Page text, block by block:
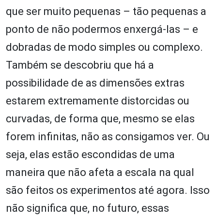
que ser muito pequenas – tão pequenas a
ponto de não podermos enxergá-las – e
dobradas de modo simples ou complexo.
Também se descobriu que há a
possibilidade de as dimensões extras
estarem extremamente distorcidas ou
curvadas, de forma que, mesmo se elas
forem infinitas, não as consigamos ver. Ou
seja, elas estão escondidas de uma
maneira que não afeta a escala na qual
são feitos os experimentos até agora. Isso
não significa que, no futuro, essas